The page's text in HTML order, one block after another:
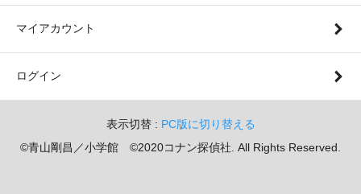
マイアカウント
ログイン
表示切替 : PC版に切り替える
©青山剛昌／小学館 ©2020コナン探偵社. All Rights Reserved.